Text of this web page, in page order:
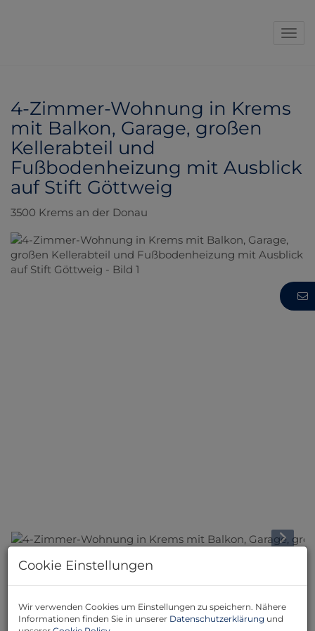
4-Zimmer-Wohnung in Krems
mit Balkon, Garage, großen
Kellerabteil und
Fußbodenheizung mit Ausblick
auf Stift Göttweig
3500 Krems an der Donau
Willkommen in der WACHAU/Stein an der Donau!!!
Cookie Einstellungen
Wir verwenden Cookies um Einstellungen zu speichern. Nähere
Informationen finden Sie in unserer Datenschutzerklärung und